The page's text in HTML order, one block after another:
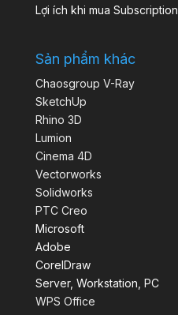
Lợi ích khi mua Subscription
Sản phẩm khác
Chaosgroup V-Ray
SketchUp
Rhino 3D
Lumion
Cinema 4D
Vectorworks
Solidworks
PTC Creo
Microsoft
Adobe
CorelDraw
Server, Workstation, PC
WPS Office